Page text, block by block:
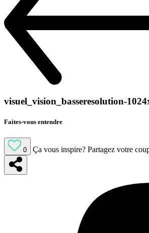
visuel_vision_basseresolution-
Faites-vous entendre
0 Ça vous inspire? Partagez votre